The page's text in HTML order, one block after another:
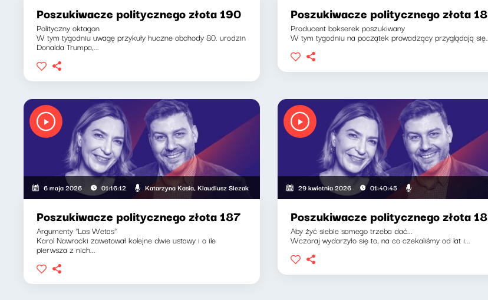
Poszukiwacze politycznego złota 190
Polityczny oktagon
W tym tygodniu uwagę przykuły huczne obchody 80. urodzin
Donalda Trumpa,...
Poszukiwacze politycznego złota
Producent bokserek poszukiwany
W tym tygodniu na początek prowadzący przyglądają
6 maja 2026 01:16:12 Katarzyna Kasia, Klaudiusz Slezak
Poszukiwacze politycznego złota 187
Argumenty "Las Wetas"
Karol Nawrocki zawetował kolejne dwie ustawy i o ile
pierwsza z nich...
29 kwietnia 2026 01:40:45
Poszukiwacze politycznego złota
Aby żyć siebie samego trzeba dać...
Wczoraj wydarzyło się to, na co czekaliśmy od lat i...